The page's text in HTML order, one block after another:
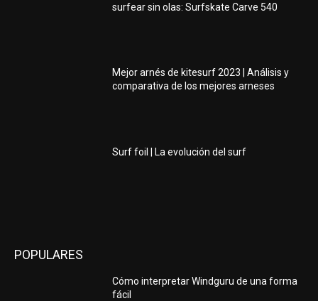
surfear sin olas: Surfskate Carve 540
Mejor arnés de kitesurf 2023 | Análisis y
comparativa de los mejores arneses
Surf foil | La evolución del surf
POPULARES
Cómo interpretar Windguru de una forma
fácil